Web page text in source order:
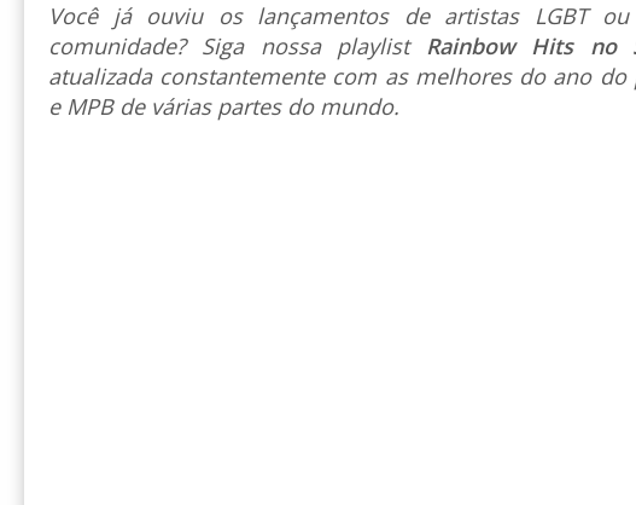
Você já ouviu os lançamentos de artistas LGBT
comunidade? Siga nossa playlist Rainbow Hits no
atualizada constantemente com as melhores do ano
e MPB de várias partes do mundo.